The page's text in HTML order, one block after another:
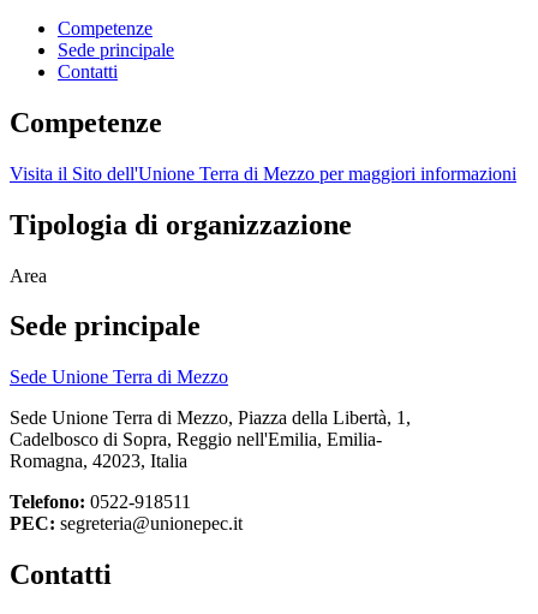
Competenze
Sede principale
Contatti
Competenze
Visita il Sito dell'Unione Terra di Mezzo per maggiori informazioni
Tipologia di organizzazione
Area
Sede principale
Sede Unione Terra di Mezzo
Sede Unione Terra di Mezzo, Piazza della Libertà, 1,
Cadelbosco di Sopra, Reggio nell'Emilia, Emilia-
Romagna, 42023, Italia
Telefono: 0522-918511
PEC: segreteria@unionepec.it
Contatti